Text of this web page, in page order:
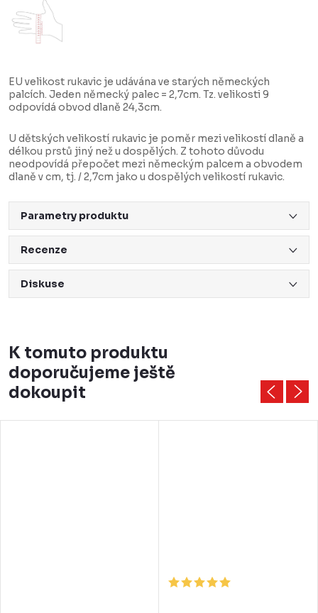
EU velikost rukavic je udávána ve starých německých
palcích. Jeden německý palec = 2,7cm. Tz. velikosti 9
odpovídá obvod dlaně 24,3cm.
U dětských velikostí rukavic je poměr mezi velikostí dlaně a
délkou prstů jiný než u dospělých. Z tohoto důvodu
neodpovídá přepočet mezi německým palcem a obvodem
dlaně v cm, tj. / 2,7cm jako u dospělých velikostí rukavic.
Parametry produktu
Recenze
Diskuse
K tomuto produktu
doporučujeme ještě
dokoupit